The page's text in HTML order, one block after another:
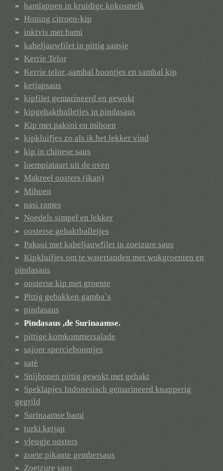
hamlappen in kruidige kokosmelk
Honing citroen-kip
inktvis met bami
kabeljauwfilet in pittig sausje
Kerrie Telor
Kerrie telor ,sambal boontjes en sambal kip
ketjapsaus
kipfilet gemarineerd en gewokt
kipgehaktballetjes in pindasaus
Kip met paksoi en mihoen
kipkluifjes zo als ik het lekker vind
kip in chinese saus
loempiataart uit de oven
Makreel oosters (ikan)
Mihoen
nasi rames
Noedels simpel en lekker
oosterse gehaktballetjes
Paksoi met kabeljauwfilet in zoetzure saus
Kipkluifjes om te watertanden met wokgroenten en
pindasaus
oosterse kip met groente
Pittig gebakken gamba`s
pindasaus
Pindasaus ,de Surinaamse.
pittige komkommersalade
sajoer spercieboontjes
satè
Snijbonen pittig gewokt met gehakt
Speklapjes Indonesisch gemarineerd knapperig
gegrild
Surinaamse bami
turki ketjap
vleugje oosters
zoete pikante gembersaus
Zoetzure saus